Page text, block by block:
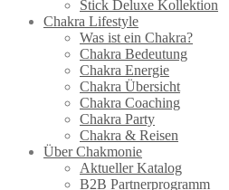
Stick Deluxe Kollektion
Chakra Lifestyle
Was ist ein Chakra?
Chakra Bedeutung
Chakra Energie
Chakra Übersicht
Chakra Coaching
Chakra Party
Chakra & Reisen
Über Chakmonie
Aktueller Katalog
B2B Partnerprogramm